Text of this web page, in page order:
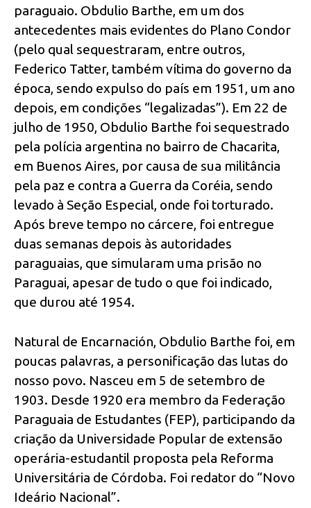
paraguaio. Obdulio Barthe, em um dos
antecedentes mais evidentes do Plano Condor
(pelo qual sequestraram, entre outros,
Federico Tatter, também vítima do governo da
época, sendo expulso do país em 1951, um ano
depois, em condições “legalizadas”). Em 22 de
julho de 1950, Obdulio Barthe foi sequestrado
pela polícia argentina no bairro de Chacarita,
em Buenos Aires, por causa de sua militância
pela paz e contra a Guerra da Coréia, sendo
levado à Seção Especial, onde foi torturado.
Após breve tempo no cárcere, foi entregue
duas semanas depois às autoridades
paraguaias, que simularam uma prisão no
Paraguai, apesar de tudo o que foi indicado,
que durou até 1954.
Natural de Encarnación, Obdulio Barthe foi, em
poucas palavras, a personificação das lutas do
nosso povo. Nasceu em 5 de setembro de
1903. Desde 1920 era membro da Federação
Paraguaia de Estudantes (FEP), participando da
criação da Universidade Popular de extensão
operária-estudantil proposta pela Reforma
Universitária de Córdoba. Foi redator do “Novo
Ideário Nacional”.